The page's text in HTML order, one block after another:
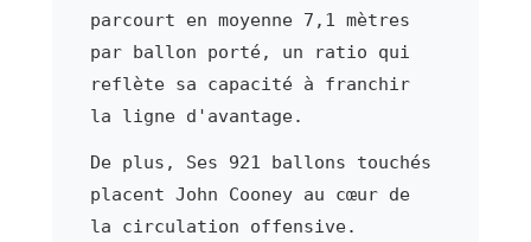
parcourt en moyenne 7,1 mètres
par ballon porté, un ratio qui
reflète sa capacité à franchir
la ligne d'avantage.
De plus, Ses 921 ballons touchés
placent John Cooney au cœur de
la circulation offensive.